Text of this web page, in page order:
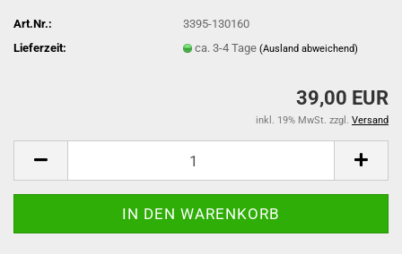
Art.Nr.:
3395-130160
Lieferzeit:
ca. 3-4 Tage(Ausland abweichend)
39,00 EUR
inkl. 19% MwSt. zzgl. Versand